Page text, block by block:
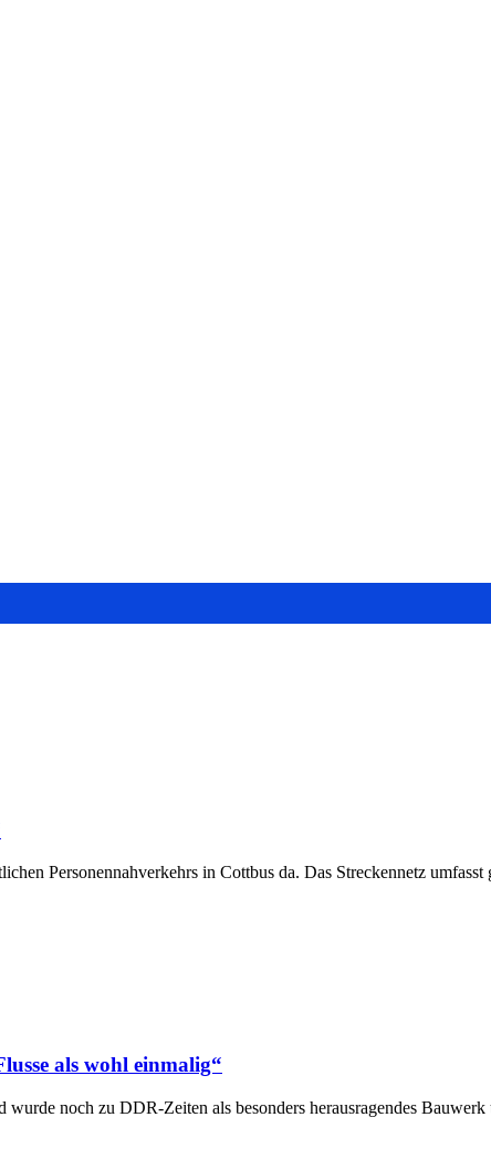
Personennahverkehrs in Cottbus da. Das Streckennetz
als wohl einmalig“
noch zu DDR-Zeiten als besonders herausragendes